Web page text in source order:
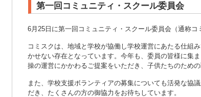
第一回コミュニティ・スクール委員会
6月25日に第一回コミュニティ・スクール委員会（通称コ
コミスクは、地域と学校が協働し学校運営にあたる仕組
かせない存在となっています。今年も、委員の皆様に集
操の運営にかかわるご提案をいただき、子供たちのため
また、学校支援ボランティアの募集についても活発な協
だき、たくさんの方の御協力をお待ちしています。